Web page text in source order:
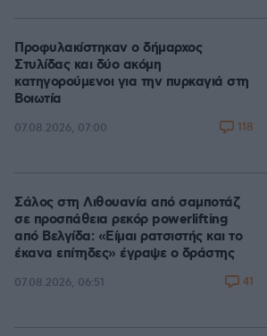
Προφυλακίστηκαν ο δήμαρχος
Στυλίδας και δύο ακόμη
κατηγορούμενοι για την πυρκαγιά στη
Βοιωτία
07.08.2026, 07:00 118
Σάλος στη Λιθουανία από σαμποτάζ
σε προσπάθεια ρεκόρ powerlifting
από Βελγίδα: «Είμαι ρατσιστής και το
έκανα επίτηδες» έγραψε ο δράστης
07.08.2026, 06:51 41